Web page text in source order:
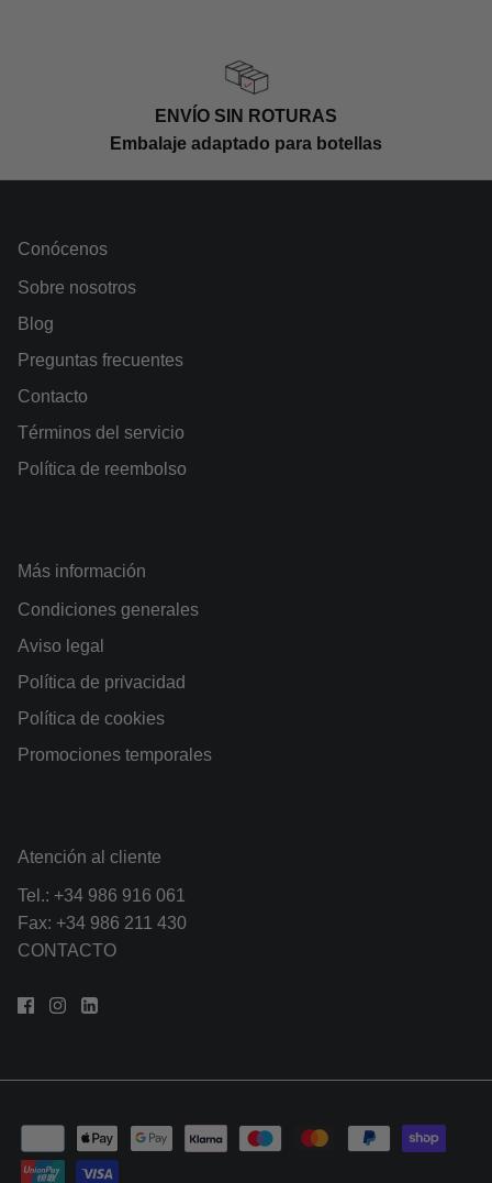
ENVÍO SIN ROTURAS
Embalaje adaptado para botellas
Conócenos
Sobre nosotros
Blog
Preguntas frecuentes
Contacto
Términos del servicio
Política de reembolso
Más información
Condiciones generales
Aviso legal
Política de privacidad
Política de cookies
Promociones temporales
Atención al cliente
Tel.: +34 986 916 061
Fax: +34 986 211 430
CONTACTO